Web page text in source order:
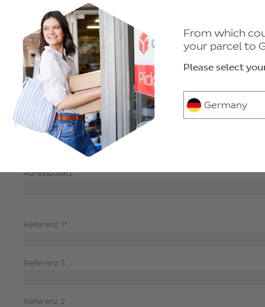
Ort*
Straße*
Telefon
E-Mail*
Adresszusatz
Referenz 1*
Referenz 3
Referenz 2
From which
your parcel to
Please select
Germany